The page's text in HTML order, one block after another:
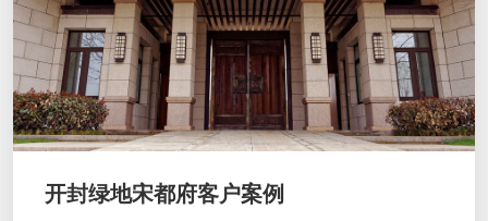
开封绿地宋都府客户案例